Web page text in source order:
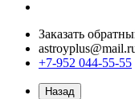
Заказать
+7-952 044-55-55
Назад